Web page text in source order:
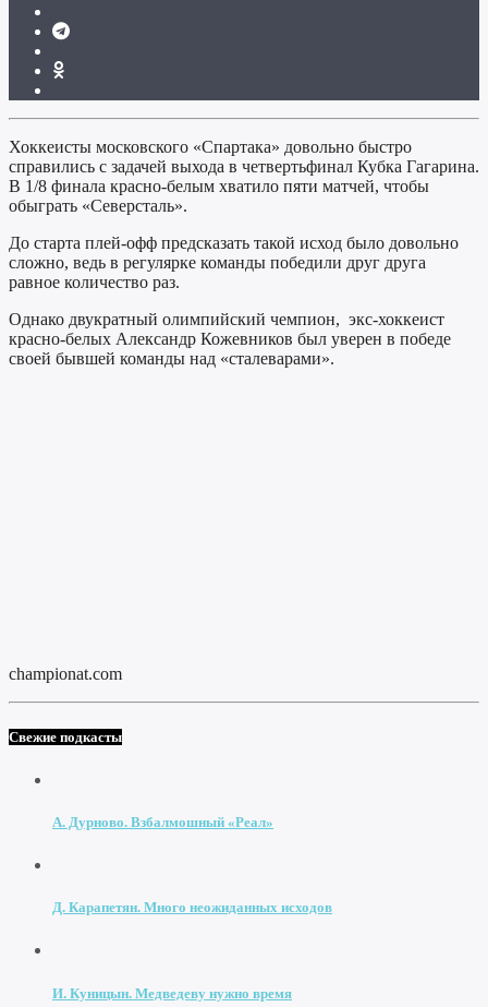
Хоккеисты московского «Спартака» довольно быстро
справились с задачей выхода в четвертьфинал Кубка Гагарина.
В 1/8 финала красно-белым хватило пяти матчей, чтобы
обыграть «Северсталь».
До старта плей-офф предсказать такой исход было довольно
сложно, ведь в регулярке команды победили друг друга
равное количество раз.
Однако двукратный олимпийский чемпион, экс-хоккеист
красно-белых Александр Кожевников был уверен в победе
своей бывшей команды над «сталеварами».
championat.com
Свежие подкасты
А. Дурново. Взбалмошный «Реал»
Д. Карапетян. Много неожиданных исходов
И. Куницын. Медведеву нужно время